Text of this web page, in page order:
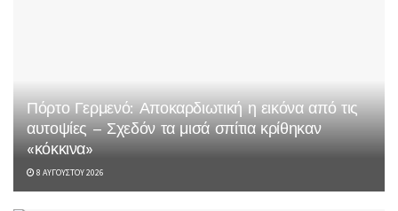
Πόρτο Γερμενό: Αποκαρδιωτική η εικόνα από τις
αυτοψίες – Σχεδόν τα μισά σπίτια κρίθηκαν
«κόκκινα»
8 ΑΥΓΟΎΣΤΟΥ 2026